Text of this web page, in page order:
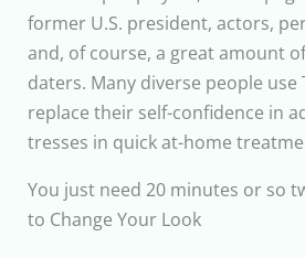
former U.S. president, actors,
and, of course, a great amount
daters. Many diverse people
replace their self-confidence in
tresses in quick at-home
You just need 20 minutes or so
to Change Your Look